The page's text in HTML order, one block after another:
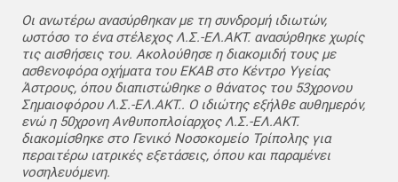
Οι ανωτέρω ανασύρθηκαν με τη συνδρομή ιδιωτών,
ωστόσο το ένα στέλεχος Λ.Σ.-ΕΛ.ΑΚΤ. ανασύρθηκε χωρίς
τις αισθήσεις του. Ακολούθησε η διακομιδή τους με
ασθενοφόρα οχήματα του ΕΚΑΒ στο Κέντρο Υγείας
Άστρους, όπου διαπιστώθηκε ο θάνατος του 53χρονου
Σημαιοφόρου Λ.Σ.-ΕΛ.ΑΚΤ.. Ο ιδιώτης εξήλθε αυθημερόν,
ενώ η 50χρονη Ανθυποπλοίαρχος Λ.Σ.-ΕΛ.ΑΚΤ.
διακομίσθηκε στο Γενικό Νοσοκομείο Τρίπολης για
περαιτέρω ιατρικές εξετάσεις, όπου και παραμένει
νοσηλευόμενη.